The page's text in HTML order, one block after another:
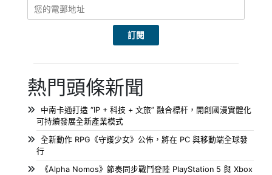
熱門頭條新聞
中南卡通打造 “IP + 科技 + 文旅” 融合標杆，開創國漫實體化
可持續發展全新產業模式
全新動作 RPG《守護少女》公佈，將在 PC 與移動端全球發
行
《Alpha Nomos》節奏同步戰鬥登陸 PlayStation 5 與 Xbox